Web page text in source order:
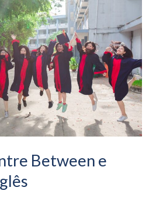
Between e